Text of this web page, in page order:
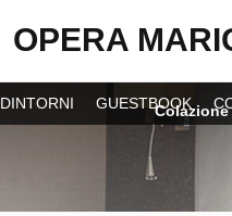
OPERA
DINTORNI GUESTBOOK